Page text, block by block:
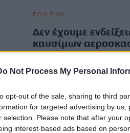
Not Process My Personal
opt-out of the sale, sharing to third
for targeted advertising by
selection. Please note that after your
interest-based ads based on
ΠΟΛΙΤΙΚΗ
Δεν έχουμε
καυσίμων
λέει ο Τζιτζικώστας
Για απουσία ενδείξεων
σοκ που προκάλεσε ο…
Newsroom 5 Ιουνίου, 2026